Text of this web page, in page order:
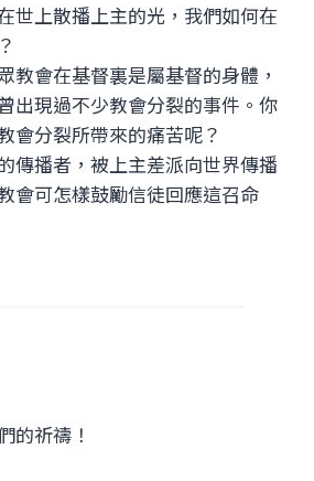
世上散播上主的光，我們如何在
教會在基督裏是屬基督的身體，
出現過不少教會分裂的事件。你
會分裂所帶來的痛苦呢？
傳播者，被上主差派向世界傳播
會可怎樣鼓勵信徒回應這召命
的祈禱！